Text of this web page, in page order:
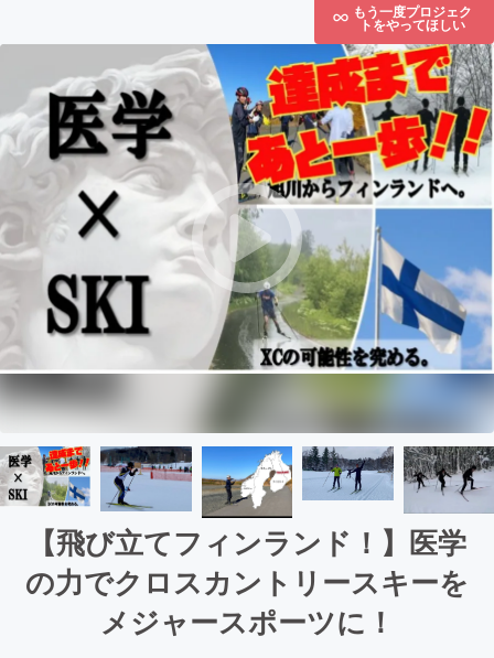
もう一度プロジェク
トをやってほしい
【飛び立てフィンランド！】医学
の力でクロスカントリースキーを
メジャースポーツに！